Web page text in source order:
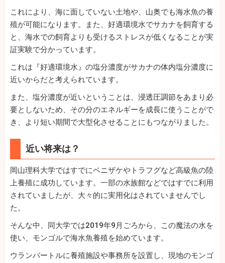
これにより、海に面していない土地や、山奥でも海水魚の養
殖が可能になります。また、好適環境水でサカナを飼育する
と、海水での飼育よりも受けるストレスが低くなることが実
証実験で分かっています。
これは『好適環境水』の塩分濃度がサカナの体内塩分濃度に
近いからだと考えられています。
また、塩分濃度が近いということは、浸透圧調節をあまり必
要としないため、その分のエネルギーを成長に使うことがで
き、より短い期間で大型化させることにもつながりました。
近い将来は？
岡山理科大学ではすでにベニザケやトラフグなど高級魚の陸
上養殖に成功しています。一部の水族館などではすでに利用
されていましたが、大々的に実用化はされていませんでし
た。
そんな中、同大学では2019年9月ごろから、この魔法の水を
使い、モンゴルで海水魚養殖を始めています。
ウランバートルに養殖施設や事務所を設置し、現地のモンゴ